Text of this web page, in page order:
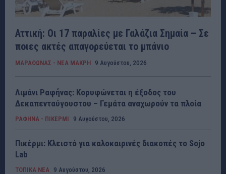
Αττική: Οι 17 παραλίες με Γαλάζια Σημαία – Σε
ποιες ακτές απαγορεύεται το μπάνιο
ΜΑΡΑΘΩΝΑΣ - ΝΕΑ ΜΑΚΡΗ 9 Αυγούστου, 2026
Λιμάνι Ραφήνας: Κορυφώνεται η έξοδος του
Δεκαπενταύγουστου – Γεμάτα αναχωρούν τα πλοία
ΡΑΦΗΝΑ - ΠΙΚΕΡΜΙ 9 Αυγούστου, 2026
Πικέρμι: Κλειστό για καλοκαιρινές διακοπές το Sojo
Lab
ΤΟΠΙΚΑ ΝΕΑ 9 Αυγούστου, 2026